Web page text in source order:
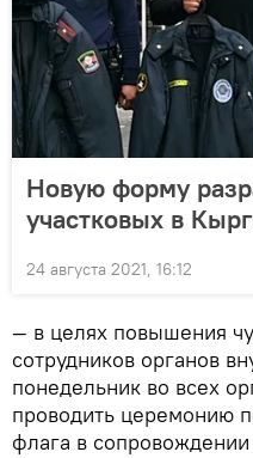
Новую форму
участковых в
24 августа 2021, 16:12
— в целях повышения
сотрудников органов
понедельник во всех
проводить церемонию
флага в